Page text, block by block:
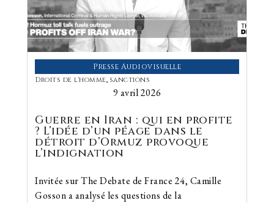
Presse Audiovisuelle
Droits de l'homme, sanctions
9 avril 2026
Guerre en Iran : qui en profite
? L’idée d’un péage dans le
détroit d’Ormuz provoque
l’indignation
Invitée sur The Debate de France 24, Camille
Gosson a analysé les questions de la